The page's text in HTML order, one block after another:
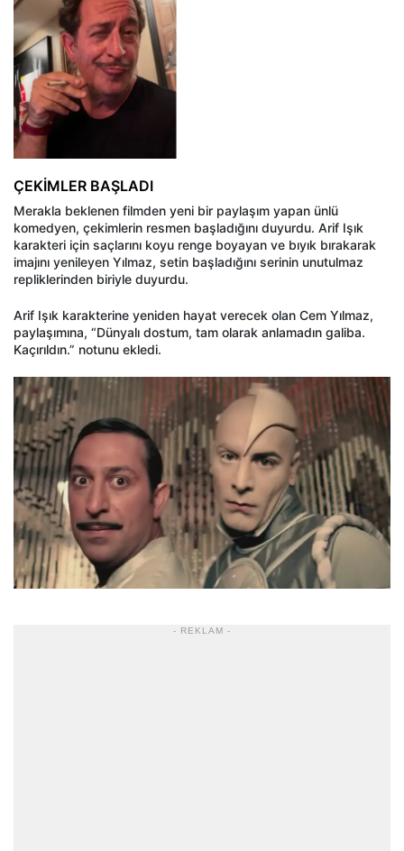
ÇEKİMLER BAŞLADI
Merakla beklenen filmden yeni bir paylaşım yapan ünlü
komedyen, çekimlerin resmen başladığını duyurdu. Arif Işık
karakteri için saçlarını koyu renge boyayan ve bıyık bırakarak
imajını yenileyen Yılmaz, setin başladığını serinin unutulmaz
repliklerinden biriyle duyurdu.
Arif Işık karakterine yeniden hayat verecek olan Cem Yılmaz,
paylaşımına, “Dünyalı dostum, tam olarak anlamadın galiba.
Kaçırıldın.” notunu ekledi.
- REKLAM -